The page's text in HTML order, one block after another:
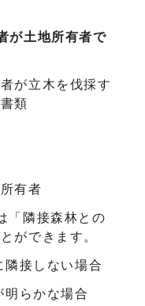
が土地所有者で
が立木を伐採す
類
有者
「隣接森林との
ができます。
接しない場合
らかな場合